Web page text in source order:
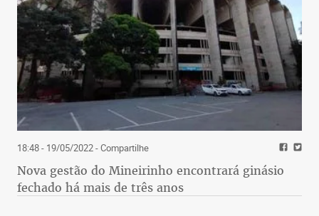
18:48 - 19/05/2022- Compartilhe
Nova gestão do Mineirinho encontrará ginásio
fechado há mais de três anos